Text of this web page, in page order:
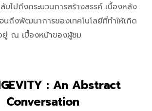
ไปถึงกระบวนการสร้างสรรค์ เบื้องหลัง
นถึงพัฒนาการของเทคโนโลยีที่ทำให้เกิด
ยู่ ณ เบื้องหน้าของผู้ชม
: An Abstract
Conversation